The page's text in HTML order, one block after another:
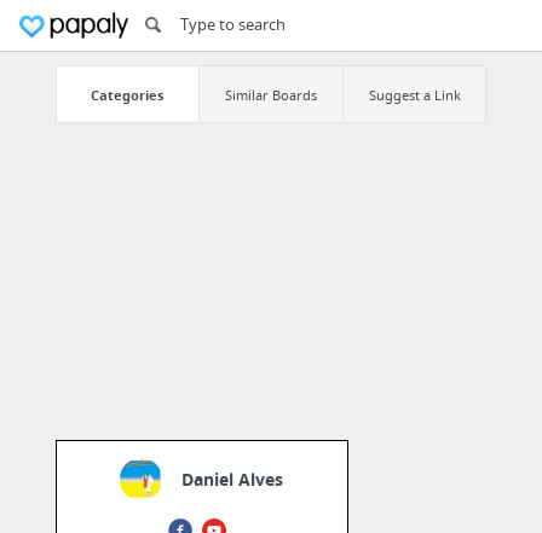
Categories Similar Boards Suggest a Link
Daniel Alves